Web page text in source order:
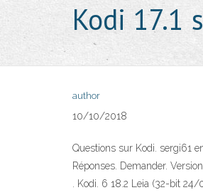
Kodi 17.1
author
10/10/2018
Questions sur Kodi. sergi61
Réponses. Demander.
. Kodi. 6 18.2 Leia (32-bit